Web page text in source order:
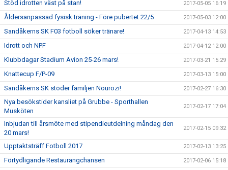
Stöd idrotten väst på stan! 2017-05-05 16:19
Åldersanpassad fysisk träning - Före pubertet 22/5 2017-05-03 12:00
Sandåkerns SK F03 fotboll söker tränare! 2017-04-13 14:53
Idrott och NPF 2017-04-12 12:00
Klubbdagar Stadium Avion 25-26 mars! 2017-03-21 15:29
Knattecup F/P-09 2017-03-13 15:00
Sandåkerns SK stöder familjen Nourozi! 2017-02-27 16:30
Nya besökstider kansliet på Grubbe - Sporthallen
Musköten
2017-02-17 17:04
Inbjudan till årsmöte med stipendieutdelning måndag den
20 mars!
2017-02-15 09:32
Upptaktsträff Fotboll 2017 2017-02-13 13:25
Förtydligande Restaurangchansen 2017-02-06 15:18